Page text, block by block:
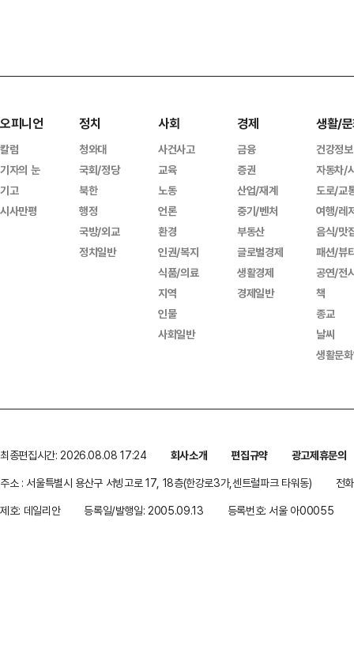
오피니언
칼럼
기자의 눈
기고
시사만평
정치
청와대
국회/정당
북한
행정
국방/외교
정치일반
사회
사건사고
교육
노동
언론
환경
인권/복지
식품/의료
지역
인물
사회일반
경제
금융
증권
산업/재계
중기/벤처
부동산
글로벌경제
생활경제
경제일반
생활/
건강정보
자동차/
도로/교
여행/레
음식/맛
패션/뷰
공연/전
책
종교
날씨
생활문
최종편집시간: 2026.08.08 17:24 회사소개 편집규약
광고제휴문의
주소 : 서울특별시 용산구 서빙고로 17, 18층(한강로3가,센트럴파크 타워동)
전
제호: 데일리안
등록일/발행일: 2005.09.13 등록번호: 서울 아00055